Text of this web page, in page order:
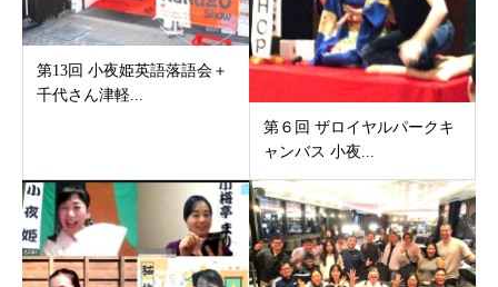
第13回 小夜姫英語落語会＋
千代さん津軽...
第６回 ザロイヤルパークキ
ャンバス 小夜...